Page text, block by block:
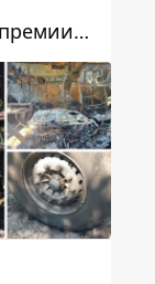
Ukraine